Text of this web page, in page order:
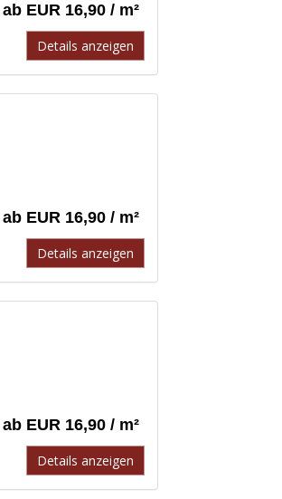
ab EUR 16,90 / m²
Details anzeigen
ab EUR 16,90 / m²
Details anzeigen
ab EUR 16,90 / m²
Details anzeigen